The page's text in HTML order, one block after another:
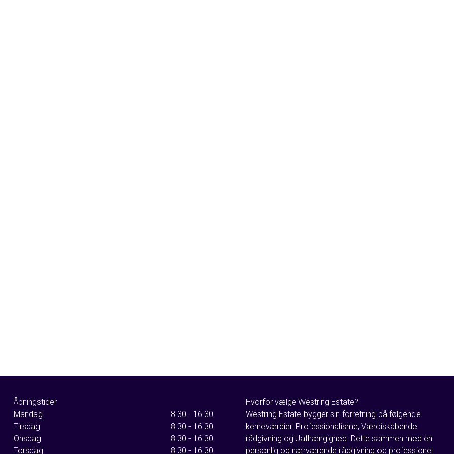
i landlige omgivelser eller blot bo i æstetisk smukke
C og 45 min til Rådhuspladsen
Åbningstider
Mandag
8.30 - 16.30
Tirsdag
8.30 - 16.30
Onsdag
8.30 - 16.30
Torsdag
8.30 - 16.30
Hvorfor vælge Westring Estate?
Westring Estate bygger sin forretning på følgende
kerneværdier: Professionalisme, Værdiskabende
rådgivning og Uafhængighed. Dette sammen med en
personlig og nærværende rådgivning og professionel